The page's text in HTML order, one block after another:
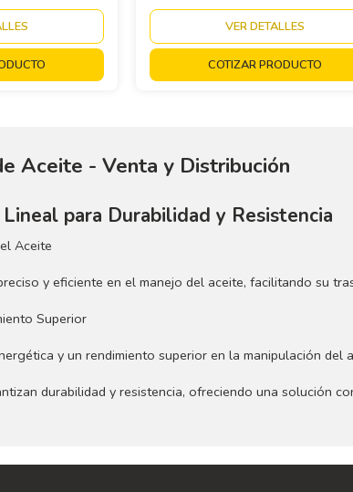
VER DETALLES
COTIZAR PRODUCTO
Aceite - Venta y Distribución
para Durabilidad y Resistencia
Aceite
y eficiente en el manejo del aceite, facilitando su
Superior
y un rendimiento superior en la manipulación del
durabilidad y resistencia, ofreciendo una solución